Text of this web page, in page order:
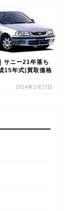
サニー21年落ち
15年式)買取価格
2024年2月21日